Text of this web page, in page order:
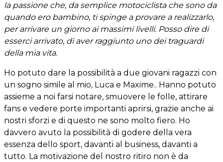
la passione che, da semplice motociclista che sono da
quando ero bambino, ti spinge a provare a realizzarlo,
per arrivare un giorno ai massimi livelli. Posso dire di
esserci arrivato, di aver raggiunto uno dei traguardi
della mia vita.
Ho potuto dare la possibilità a due giovani ragazzi con
un sogno simile al mio, Luca e Maxime.. Hanno potuto
assieme a noi farsi notare, smuovere le folle, attirare
fans e vedere porte importanti aprirsi, grazie anche ai
nostri sforzi e di questo ne sono molto fiero. Ho
davvero avuto la possibilità di godere della vera
essenza dello sport, davanti al business, davanti a
tutto. La motivazione del nostro ritiro non è da